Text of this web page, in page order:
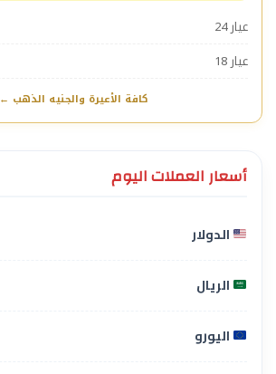
عيار 24
عيار 18
كافة الأعيرة والجنيه الذهب ←
أسعار العملات اليوم
الدولار
الريال
اليورو